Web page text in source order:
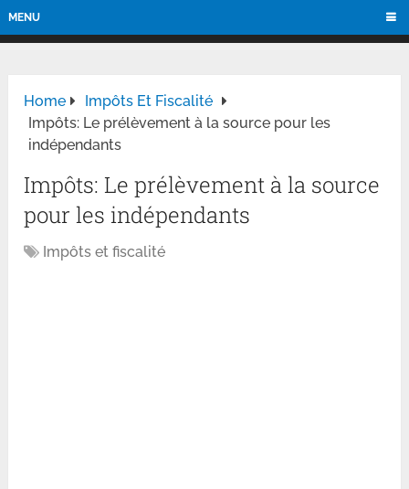
MENU
Home
Impôts Et Fiscalité
Impôts: Le prélèvement à la source pour les
indépendants
Impôts: Le prélèvement à la source
pour les indépendants
Impôts et fiscalité